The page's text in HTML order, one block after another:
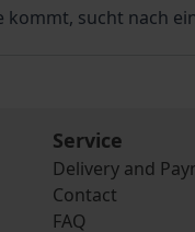
kommt, sucht nach
Service
Delivery and
Contact
FAQ